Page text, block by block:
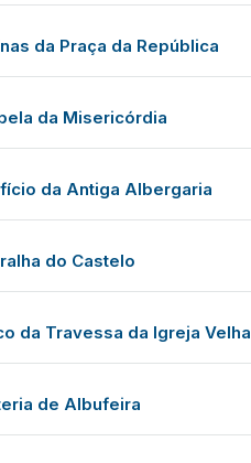
da Praça da República
da Misericórdia
da Antiga Albergaria
do Castelo
da Travessa da Igreja Velha
de Albufeira